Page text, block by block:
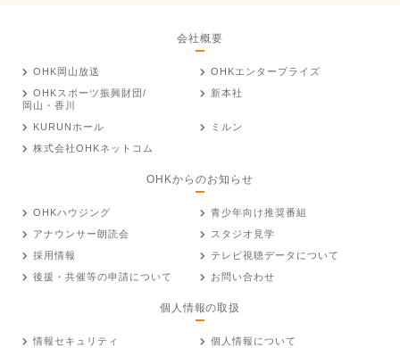
会社概要
OHK岡山放送
OHKエンタープライズ
OHKスポーツ振興財団/
岡山・香川
新本社
KURUNホール
ミルン
株式会社OHKネットコム
OHKからのお知らせ
OHKハウジング
青少年向け推奨番組
アナウンサー朗読会
スタジオ見学
採用情報
テレビ視聴データについて
後援・共催等の申請について
お問い合わせ
個人情報の取扱
情報セキュリティ 個人情報について